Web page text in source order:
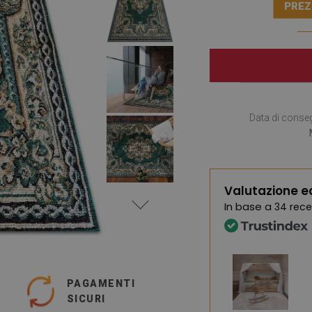
PAGAMENTI
SICURI
Data di
Valutazione
In base a 34